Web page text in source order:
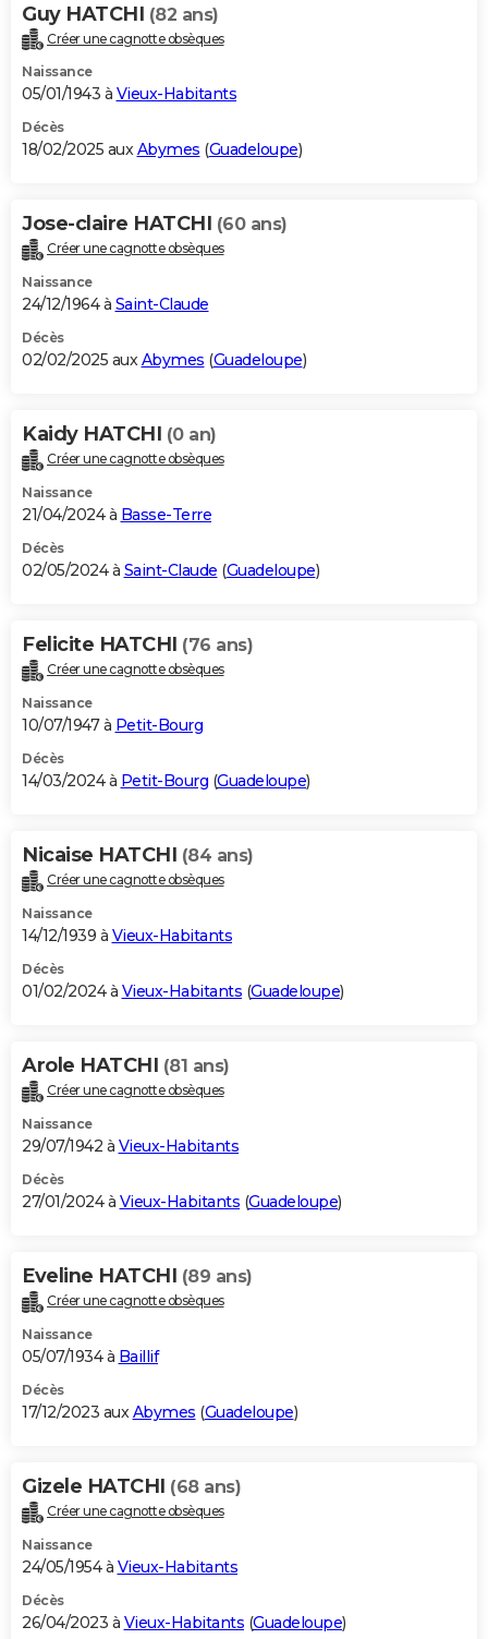
Guy HATCHI (82 ans)
Créer une cagnotte obsèques
Naissance
05/01/1943 à Vieux-Habitants
Décès
18/02/2025 auxAbymes (Guadeloupe)
Jose-claire HATCHI (60 ans)
Créer une cagnotte obsèques
Naissance
24/12/1964 à Saint-Claude
Décès
02/02/2025 auxAbymes (Guadeloupe)
Kaidy HATCHI (0 an)
Créer une cagnotte obsèques
Naissance
21/04/2024 à Basse-Terre
Décès
02/05/2024 à Saint-Claude (Guadeloupe)
Felicite HATCHI (76 ans)
Créer une cagnotte obsèques
Naissance
10/07/1947 à Petit-Bourg
Décès
14/03/2024 à Petit-Bourg (Guadeloupe)
Nicaise HATCHI (84 ans)
Créer une cagnotte obsèques
Naissance
14/12/1939 à Vieux-Habitants
Décès
01/02/2024 à Vieux-Habitants (Guadeloupe)
Arole HATCHI (81 ans)
Créer une cagnotte obsèques
Naissance
29/07/1942 à Vieux-Habitants
Décès
27/01/2024 à Vieux-Habitants (Guadeloupe)
Eveline HATCHI (89 ans)
Créer une cagnotte obsèques
Naissance
05/07/1934 à Baillif
Décès
17/12/2023 auxAbymes (Guadeloupe)
Gizele HATCHI (68 ans)
Créer une cagnotte obsèques
Naissance
24/05/1954 à Vieux-Habitants
Décès
26/04/2023 à Vieux-Habitants (Guadeloupe)